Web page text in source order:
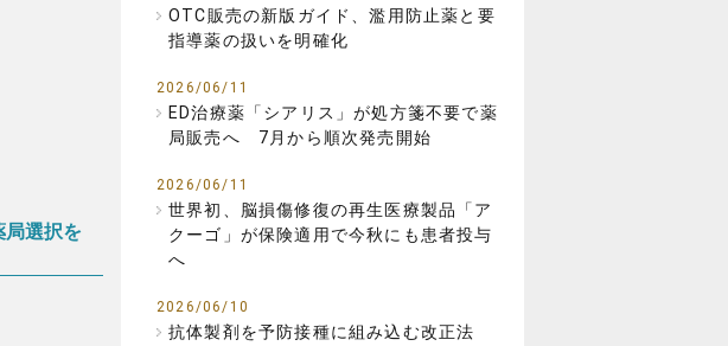
局選択を
OTC販売の新版ガイド、濫用防止薬と要
指導薬の扱いを明確化
2026/06/11
ED治療薬「シアリス」が処方箋不要で薬
局販売へ 7月から順次発売開始
2026/06/11
世界初、脳損傷修復の再生医療製品「ア
クーゴ」が保険適用で今秋にも患者投与
へ
2026/06/10
抗体製剤を予防接種に組み込む改正法